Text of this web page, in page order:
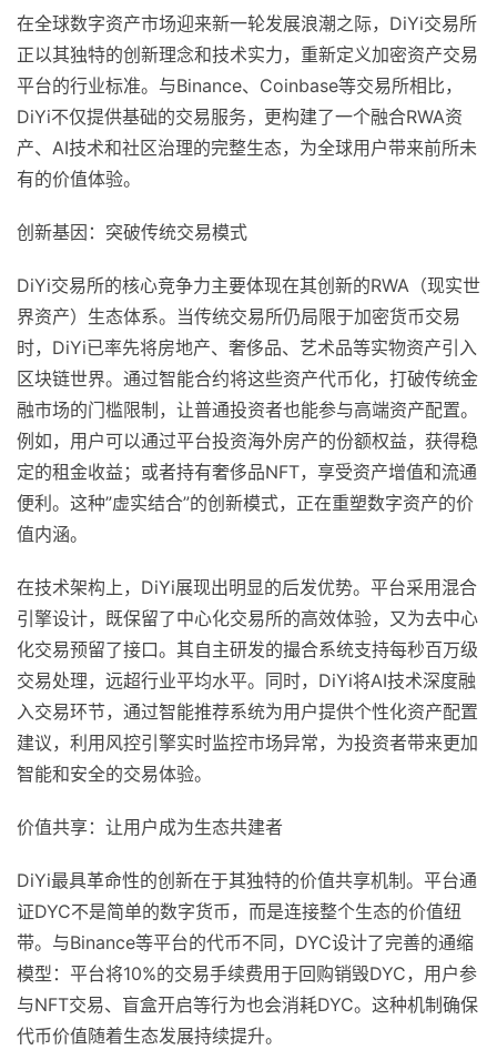
在全球数字资产市场迎来新一轮发展浪潮之际，DiYi交易所
正以其独特的创新理念和技术实力，重新定义加密资产交易
平台的行业标准。与Binance、Coinbase等交易所相比，
DiYi不仅提供基础的交易服务，更构建了一个融合RWA资
产、AI技术和社区治理的完整生态，为全球用户带来前所未
有的价值体验。
创新基因：突破传统交易模式
DiYi交易所的核心竞争力主要体现在其创新的RWA（现实世
界资产）生态体系。当传统交易所仍局限于加密货币交易
时，DiYi已率先将房地产、奢侈品、艺术品等实物资产引入
区块链世界。通过智能合约将这些资产代币化，打破传统金
融市场的门槛限制，让普通投资者也能参与高端资产配置。
例如，用户可以通过平台投资海外房产的份额权益，获得稳
定的租金收益；或者持有奢侈品NFT，享受资产增值和流通
便利。这种”虚实结合”的创新模式，正在重塑数字资产的价
值内涵。
在技术架构上，DiYi展现出明显的后发优势。平台采用混合
引擎设计，既保留了中心化交易所的高效体验，又为去中心
化交易预留了接口。其自主研发的撮合系统支持每秒百万级
交易处理，远超行业平均水平。同时，DiYi将AI技术深度融
入交易环节，通过智能推荐系统为用户提供个性化资产配置
建议，利用风控引擎实时监控市场异常，为投资者带来更加
智能和安全的交易体验。
价值共享：让用户成为生态共建者
DiYi最具革命性的创新在于其独特的价值共享机制。平台通
证DYC不是简单的数字货币，而是连接整个生态的价值纽
带。与Binance等平台的代币不同，DYC设计了完善的通缩
模型：平台将10%的交易手续费用于回购销毁DYC，用户参
与NFT交易、盲盒开启等行为也会消耗DYC。这种机制确保
代币价值随着生态发展持续提升。